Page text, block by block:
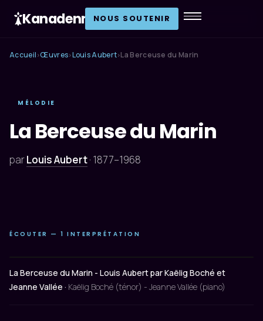
Kanadenn NOUS SOUTENIR
Accueil ›Œuvres›Louis Aubert›La Berceuse du Marin
MÉLODIE
La Berceuse du Marin
parLouis Aubert· 1877–1968
ÉCOUTER — 1 INTERPRÉTATION
La Berceuse du Marin - Louis Aubert par Kaëlig Boché et
Jeanne Vallée · Kaëlig Boché (ténor) - Jeanne Vallée (piano)